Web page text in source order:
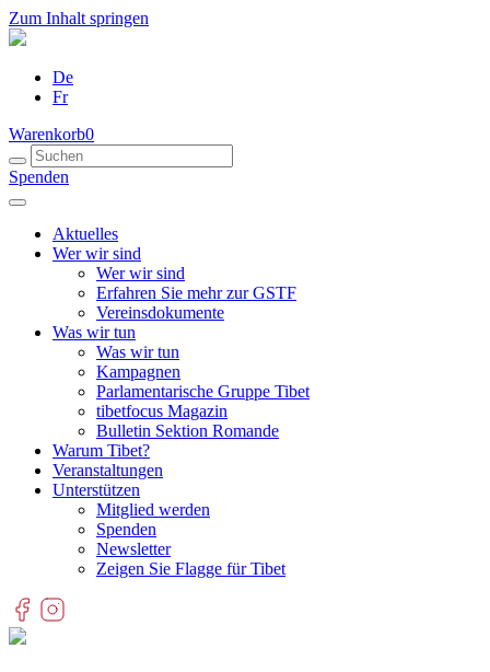
Zum Inhalt springen
De
Fr
Warenkorb0
Spenden
Aktuelles
Wer wir sind
Wer wir sind
Erfahren Sie mehr zur GSTF
Vereinsdokumente
Was wir tun
Was wir tun
Kampagnen
Parlamentarische Gruppe Tibet
tibetfocus Magazin
Bulletin Sektion Romande
Warum Tibet?
Veranstaltungen
Unterstützen
Mitglied werden
Spenden
Newsletter
Zeigen Sie Flagge für Tibet